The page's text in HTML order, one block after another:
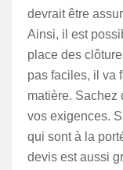
devrait être
Ainsi, il est
place des
pas faciles, il va
matière. Sachez
vos exigences.
qui sont à la
devis est aussi